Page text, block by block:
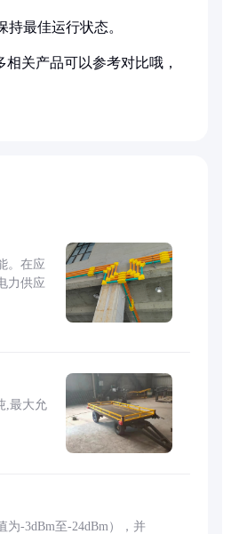
最佳运行状态。
关产品可以参考对比哦，
。在应
力供应
,最大允
-3dBm至-24dBm），并